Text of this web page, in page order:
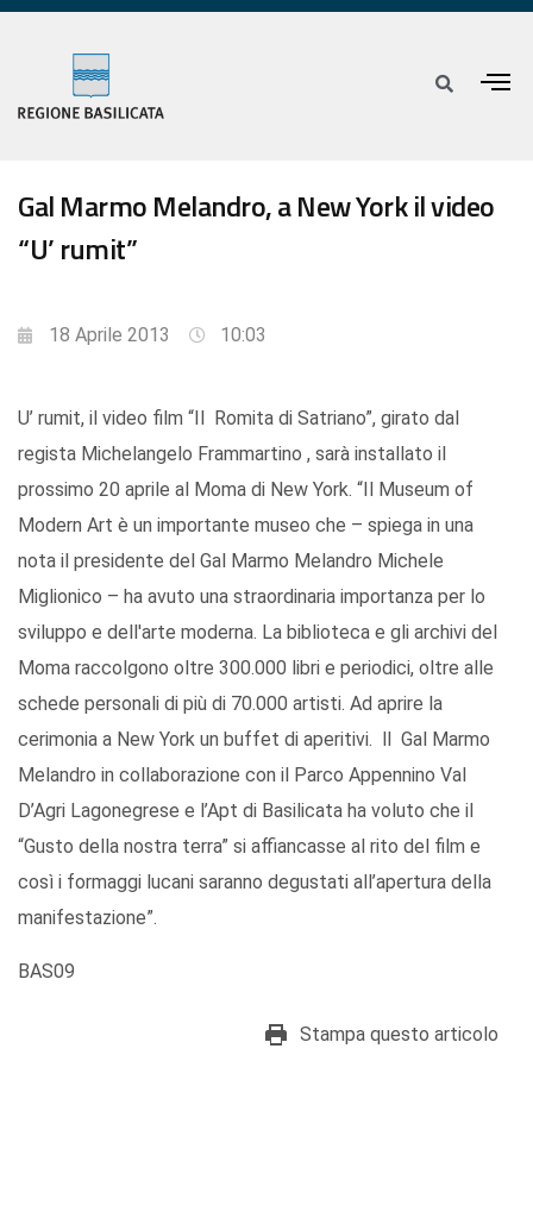
Gal Marmo Melandro, a New York il video
“U’ rumit”
18 Aprile 2013 10:03
U’ rumit, il video film “Il Romita di Satriano”, girato dal
regista Michelangelo Frammartino , sarà installato il
prossimo 20 aprile al Moma di New York. “Il Museum of
Modern Art è un importante museo che – spiega in una
nota il presidente del Gal Marmo Melandro Michele
Miglionico – ha avuto una straordinaria importanza per lo
sviluppo e dell'arte moderna. La biblioteca e gli archivi del
Moma raccolgono oltre 300.000 libri e periodici, oltre alle
schede personali di più di 70.000 artisti. Ad aprire la
cerimonia a New York un buffet di aperitivi. ll Gal Marmo
Melandro in collaborazione con il Parco Appennino Val
D’Agri Lagonegrese e l’Apt di Basilicata ha voluto che il
“Gusto della nostra terra” si affiancasse al rito del film e
così i formaggi lucani saranno degustati all’apertura della
manifestazione”.
BAS09
Stampa questo articolo